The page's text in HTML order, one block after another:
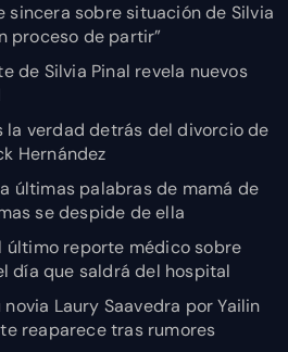
sincera sobre situación de Silvia
proceso de partir”
de Silvia Pinal revela nuevos
la verdad detrás del divorcio de
Hernández
últimas palabras de mamá de
se despide de ella
último reporte médico sobre
día que saldrá del hospital
Laury Saavedra por Yailin
reaparece tras rumores